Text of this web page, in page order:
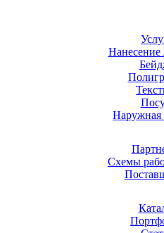
Нанесение
Наружная
Схемы